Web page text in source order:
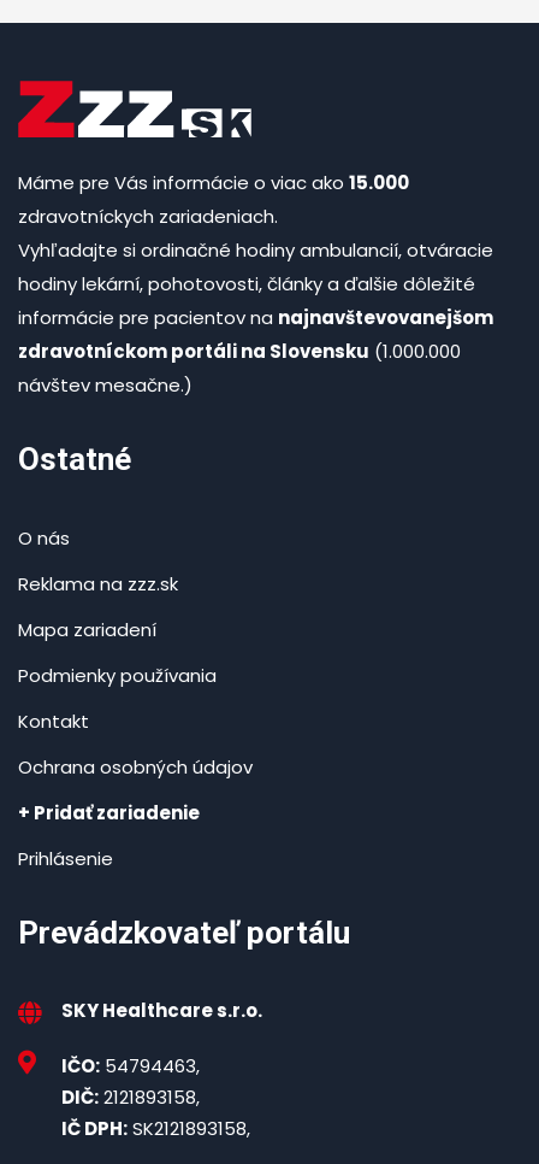
Máme pre Vás informácie o viac ako 15.000
zdravotníckych zariadeniach.
Vyhľadajte si ordinačné hodiny ambulancií, otváracie
hodiny lekární, pohotovosti, články a ďalšie dôležité
informácie pre pacientov na najnavštevovanejšom
zdravotníckom portáli na Slovensku (1.000.000
návštev mesačne.)
Ostatné
O nás
Reklama na zzz.sk
Mapa zariadení
Podmienky používania
Kontakt
Ochrana osobných údajov
+ Pridať zariadenie
Prihlásenie
Prevádzkovateľ portálu
SKY Healthcare s.r.o.
IČO: 54794463,
DIČ:2121893158,
IČ DPH:SK2121893158,